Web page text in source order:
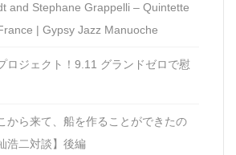
and Stephane Grappelli – Quintette
| Gypsy Jazz Manuoche
ロジェクト！9.11 グランドゼロで慰
から来て、船を作ることができたの
浩二対談】後編